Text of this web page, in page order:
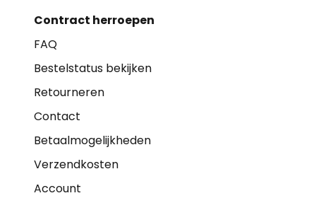
Contract herroepen
FAQ
Bestelstatus bekijken
Retourneren
Contact
Betaalmogelijkheden
Verzendkosten
Account